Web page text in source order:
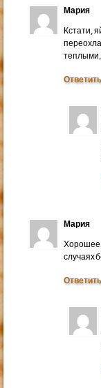
Мария
Кстати,
теплыми,
Ответить
Мария
Хорошее
случаях
Ответить